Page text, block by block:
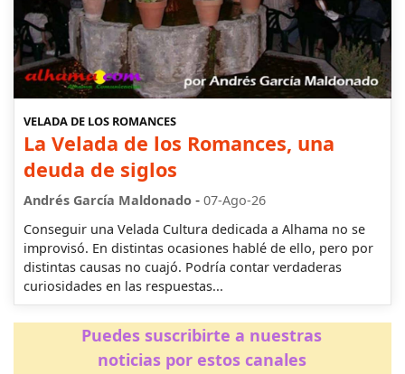
VELADA DE LOS ROMANCES
La Velada de los Romances, una
deuda de siglos
Andrés García Maldonado - 07-Ago-26
Conseguir una Velada Cultura dedicada a Alhama no se
improvisó. En distintas ocasiones hablé de ello, pero por
distintas causas no cuajó. Podría contar verdaderas
curiosidades en las respuestas...
Puedes suscribirte a nuestras
noticias por estos canales